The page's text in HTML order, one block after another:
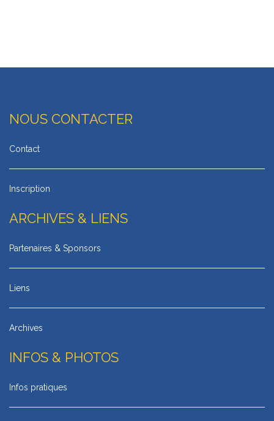
NOUS CONTACTER
Contact
Inscription
ARCHIVES & LIENS
Partenaires & Sponsors
Liens
Archives
INFOS & PHOTOS
Infos pratiques